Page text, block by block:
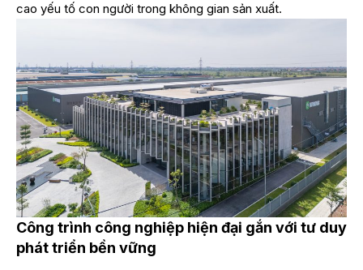
cao yếu tố con người trong không gian sản xuất.
Công trình công nghiệp hiện đại gắn với tư duy
phát triển bền vững